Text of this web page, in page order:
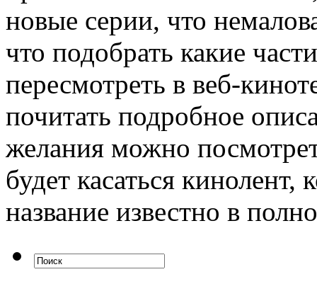
новые серии, что
что подобрать какие
пересмотреть в веб-
почитать подробное
желания можно
будет касаться
название известно в